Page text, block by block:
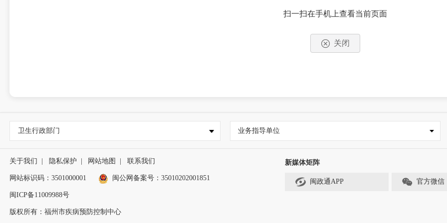
扫一扫在手机上查看当前页面
关闭
卫生行政部门 业务指导单位
关于我们 隐私保护 网站地图 联系我们
网站标识码：3501000001 闽公网备案号：35010202001851
闽ICP备11009988号
版权所有：福州市疾病预防控制中心
新媒体矩阵
闽政通APP 官方微信